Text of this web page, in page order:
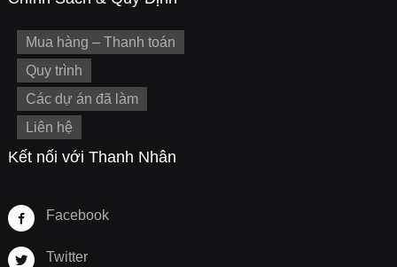
Mua hàng – Thanh toán
Quy trình
Các dự án đã làm
Liên hệ
Kết nối với Thanh Nhân
Facebook
Twitter